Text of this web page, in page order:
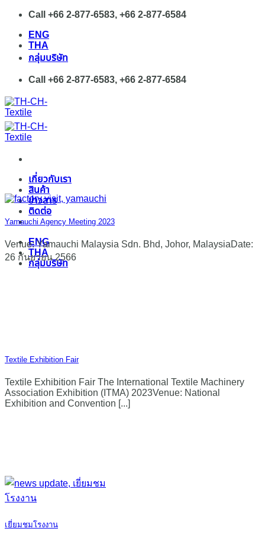
Skip
content
Call +66 2-877-6583, +66 2-877-6584
ENG
THA
กลุ่มบริษัท
Call +66 2-877-6583, +66 2-877-6584
เกี่ยวกับเรา
สินค้า
ข่าวสาร
ติดต่อ
ENG
THA
กลุ่มบริษัท
Yamauchi Agency Meeting 2023
Venue: Yamauchi Malaysia Sdn. Bhd, Johor, MalaysiaDate:
26 กันยายน 2566
Textile Exhibition Fair
Textile Exhibition Fair The International Textile Machinery
Association Exhibition (ITMA) 2023Venue: National
Exhibition and Convention [...]
เยี่ยมชมโรงงาน